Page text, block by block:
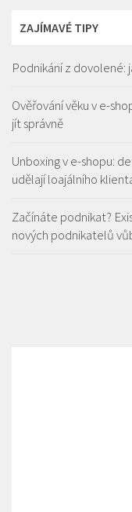
ZAJÍMAVÉ TIPY
Podnikání z dovolené:
Ověřování věku v e-
jít správně
Unboxing v e-shopu:
udělají loajálního
Začínáte podnikat?
nových podnikatelů